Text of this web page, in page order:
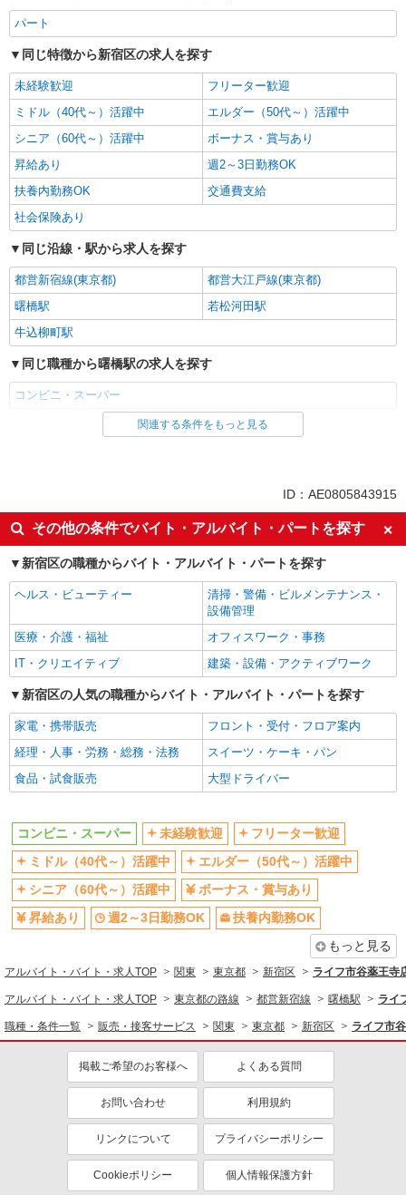
パート
同じ特徴から新宿区の求人を探す
未経験歓迎
フリーター歓迎
ミドル（40代～）活躍中
エルダー（50代～）活躍中
シニア（60代～）活躍中
ボーナス・賞与あり
昇給あり
週2～3日勤務OK
扶養内勤務OK
交通費支給
社会保険あり
同じ沿線・駅から求人を探す
都営新宿線(東京都)
都営大江戸線(東京都)
曙橋駅
若松河田駅
牛込柳町駅
同じ職種から曙橋駅の求人を探す
コンビニ・スーパー
同じ雇用形態から曙橋駅の求人を探す
未経験歓迎
フリーター歓迎
ミドル（40代～）活躍中
エルダー（50代～）活躍中
シニア（60代～）活躍中
ボーナス・賞与あり
昇給あり
週2～3日勤務OK
扶養内勤務OK
交通費支給
社会保険あり
販売・接客サービス
コンビニ・スーパー
同じ特徴から求人を探す
ボーナス・賞与あり
週2～3日勤務OK
扶養内勤務OK
交通費支給
社会保険あり
関連する条件をもっと見る
ID：AE0805843915
その他の条件でバイト・アルバイト・パートを探す
新宿区の職種からバイト・アルバイト・パートを探す
ヘルス・ビューティー
清掃・警備・ビルメンテナンス・
設備管理
医療・介護・福祉
オフィスワーク・事務
IT・クリエイティブ
建築・設備・アクティブワーク
新宿区の人気の職種からバイト・アルバイト・パートを探す
家電・携帯販売
フロント・受付・フロア案内
経理・人事・労務・総務・法務
スイーツ・ケーキ・パン
食品・試食販売
大型ドライバー
コンビニ・スーパー 未経験歓迎
フリーター歓迎
ミドル（40代～）活躍中
エルダー（50代～）活躍中
シニア（60代～）活躍中
ボーナス・賞与あり
昇給あり
週2～3日勤務OK
扶養内勤務OK
もっと見る
アルバイト・バイト・求人TOP 関東 東京都 新宿区 ライフ市谷薬王寺
アルバイト・バイト・求人TOP 東京都の路線 都営新宿線 曙橋駅 ライ
職種・条件一覧 販売・接客サービス 関東 東京都 新宿区 ライフ市
掲載ご希望のお客様へ よくある質問
お問い合わせ 利用規約
リンクについて プライバシーポリシー
Cookieポリシー 個人情報保護方針